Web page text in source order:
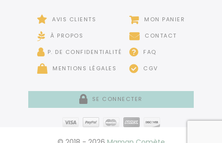
AVIS CLIENTS
À PROPOS
P. DE CONFIDENTIALITÉ
MENTIONS LÉGALES
MON PANIER
CONTACT
FAQ
CGV
SE CONNECTER